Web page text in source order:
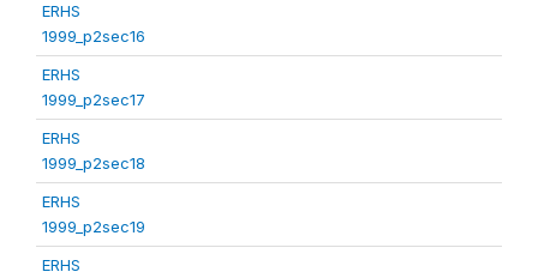
ERHS
1999_p2sec16
ERHS
1999_p2sec17
ERHS
1999_p2sec18
ERHS
1999_p2sec19
ERHS